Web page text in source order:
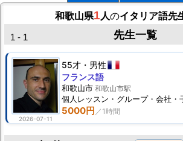
和歌山県1 人のイタリア語先
先生一覧
1 - 1
2026-07-11
55才 男性
5000円
フランス語
和歌山市 和歌山市駅
個人 レッスン ・グループ・会社・